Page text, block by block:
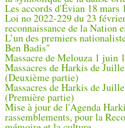
Les accords d'Évian 18 mars
Loi no 2022-229 du 23
reconnaissance de la Nation
L’un des premiers
Ben Badis"
Massacre de Melouza 1 juin
Massacres de Harkis de
(Deuxième partie)
Massacres de Harkis de
(Première partie)
Mise à jour de l'Agenda
rassemblements, pour la